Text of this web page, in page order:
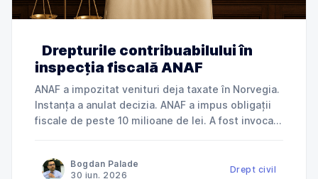
Drepturile contribuabilului în
inspecția fiscală ANAF
ANAF a impozitat venituri deja taxate în Norvegia.
Instanța a anulat decizia. ANAF a impus obligații
fiscale de peste 10 milioane de lei. A fost invocată
dreptate contribuabilului. Jurisprudență explicată
Bogdan Palade
30 iun. 2026
Drept civil